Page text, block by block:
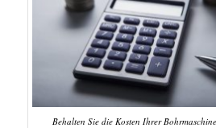
Behalten Sie die Kosten Ihrer